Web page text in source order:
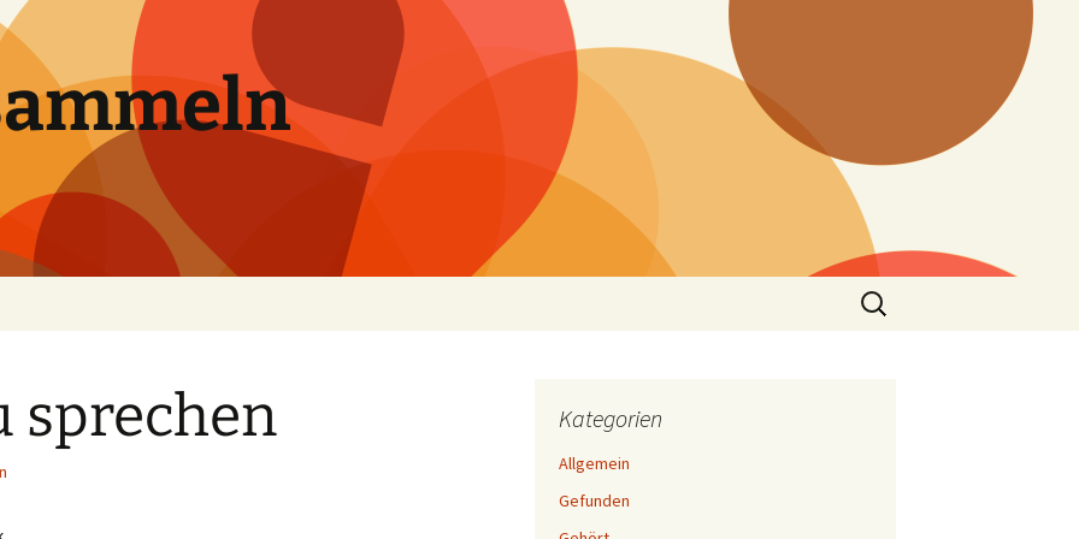
Suchen
nach:
sprechen Kategorien
Allgemein
Gefunden